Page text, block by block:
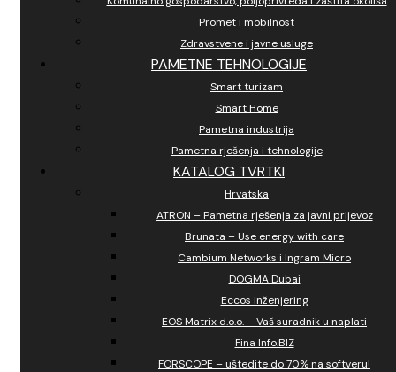
Promet i mobilnost
Zdravstvene i javne usluge
PAMETNE TEHNOLOGIJE
Smart turizam
Smart Home
Pametna industrija
Pametna rješenja i tehnologije
KATALOG TVRTKI
Hrvatska
ATRON – Pametna rješenja za javni prijevoz
Brunata – Use energy with care
Cambium Networks i Ingram Micro
DOGMA Dubai
Eccos inženjering
EOS Matrix d.o.o. – Vaš suradnik u naplati
Fina Info.BIZ
FORSCOPE – uštedite do 70% na softveru!